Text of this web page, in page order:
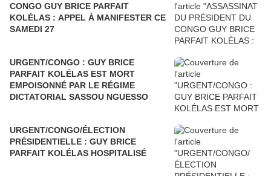
CONGO GUY BRICE PARFAIT
KOLÉLAS : APPEL À MANIFESTER CE
SAMEDI 27
URGENT/CONGO : GUY BRICE
PARFAIT KOLÉLAS EST MORT
EMPOISONNÉ PAR LE RÉGIME
DICTATORIAL SASSOU NGUESSO
URGENT/CONGO/ÉLECTION
PRÉSIDENTIELLE : GUY BRICE
PARFAIT KOLÉLAS HOSPITALISÉ